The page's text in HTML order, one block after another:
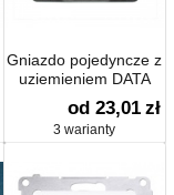
Gniazdo pojedyncze z
uziemieniem DATA
od 23,01 zł
3 warianty